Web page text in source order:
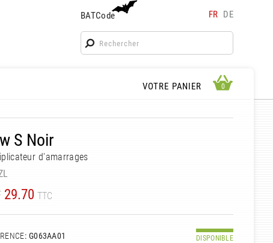
BATCode FR DE
BATCode
Rentrez votre BATCode et validez
VOTRE PANIER 0 0
S Noir
d'amarrages
29.70 TTC
: G063AA01 DISPONIBLE